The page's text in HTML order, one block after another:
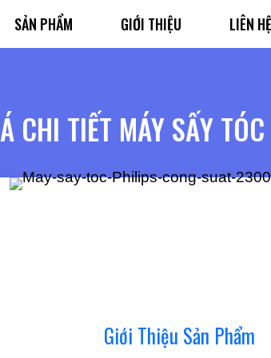
SẢN PHẨM GIỚI THIỆU LIÊN HỆ
CHI TIẾT MÁY SẤY
Giới Thiệu Sản Phẩm